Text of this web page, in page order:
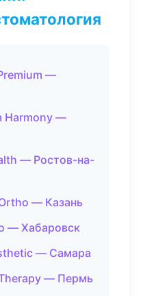
—
Harmony —
— Ростов-на-
— Казань
— Хабаровск
— Самара
— Пермь